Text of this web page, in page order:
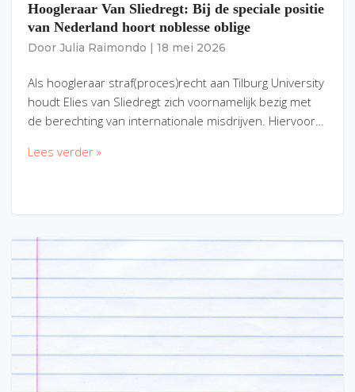
Hoogleraar Van Sliedregt: Bij de speciale positie
van Nederland hoort noblesse oblige
Door Julia Raimondo 18 mei 2026
Als hoogleraar straf(proces)recht aan Tilburg University
houdt Elies van Sliedregt zich voornamelijk bezig met
de berechting van internationale misdrijven. Hiervoor…
Lees verder »